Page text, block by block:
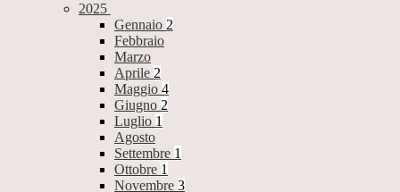
2025
Gennaio 2
Febbraio
Marzo
Aprile 2
Maggio 4
Giugno 2
Luglio 1
Agosto
Settembre 1
Ottobre 1
Novembre 3